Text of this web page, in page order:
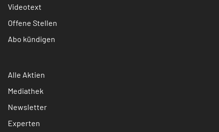
Videotext
Offene Stellen
Abo kündigen
Alle Aktien
Mediathek
Newsletter
Experten